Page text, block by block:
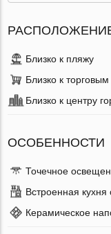
Близко к пляжу
Близко к
Близко к центру
ОСОБЕННОСТИ
Точечное
Встроенная
Керамическое